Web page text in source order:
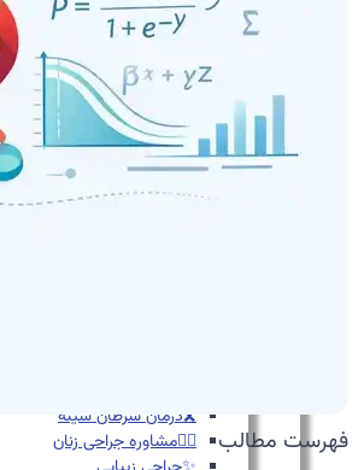
💪استرین اکو
👶اکو جنینی
📉نوار قلب
⌚هولتر فشارخون
💓هولتر ضربان قلب
🚴‍♀️تست ورزش
💉آنژیوگرافی
🩺تشخیص‌ودرمان
🎗️درمان سرطان سینه
👩‍⚕️مشاوره جراحی زنان
فهرست مطالب